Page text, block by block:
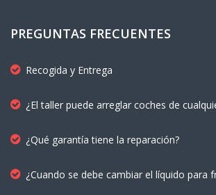
PREGUNTAS FRECUENTES
Recogida y Entrega
¿El taller puede arreglar coches de
¿Qué garantía tiene la reparación?
¿Cuando se debe cambiar el líquido para